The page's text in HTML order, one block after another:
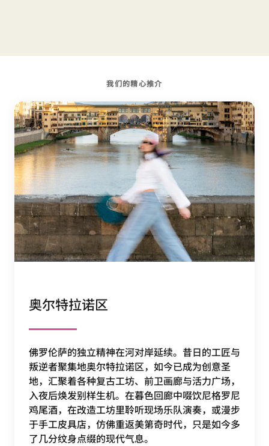
我们的精心推介
奥尔特拉诺区
佛罗伦萨的独立精神在河对岸延续。昔日的工匠与
叛逆者聚集地奥尔特拉诺区，如今已成为创意圣
地，汇聚着各种复古工坊、前卫画廊与活力广场，
入夜后焕发别样生机。在暮色回廊中啜饮尼格罗尼
鸡尾酒，在改造工坊里聆听现场乐队演奏，或漫步
于手工皮具店，仿佛重返美第奇时代，只是如今多
了几分纹身点缀的现代气息。